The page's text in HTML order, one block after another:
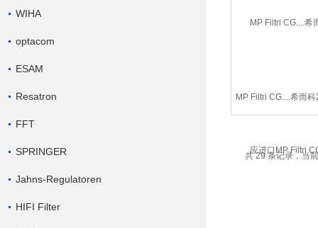
WIHA
optacom
ESAM
Resatron
FFT
SPRINGER
Jahns-Regulatoren
HIFI Filter
MP Filtri CG....希而
口MP Filtri CG
共 29 条记录，当